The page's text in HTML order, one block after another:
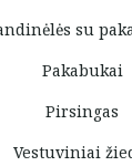
su
Pakabukai
Pirsingas
Vestuviniai